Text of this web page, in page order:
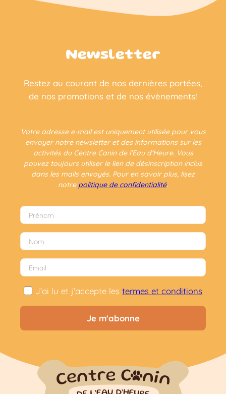
Newsletter
Restez au courant de nos dernières portées,
de nos promotions et de nos évènements!
Votre adresse e-mail est uniquement utilisée pour vous
envoyer notre newsletter et des informations sur les
activités du Centre Canin de l’Eau d’Heure. Vous
pouvez toujours utiliser le lien de désinscription inclus
dans les mails envoyés. Pour en savoir plus, lisez
notre politique de confidentialité.
J’ai lu et j’accepte lestermes et conditions